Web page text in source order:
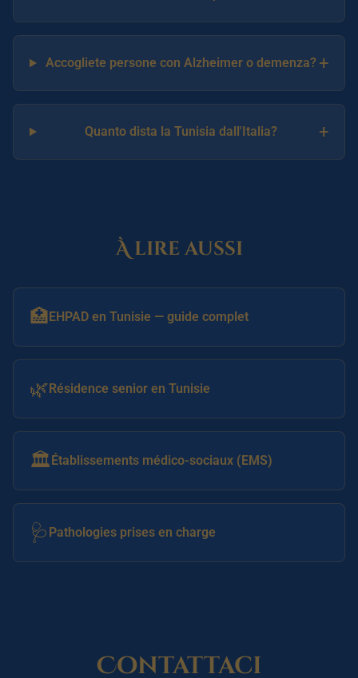
Accogliete persone con Alzheimer o demenza? +
Quanto dista la Tunisia dall'Italia? +
À lire aussi
🏥EHPAD en Tunisie — guide complet
🌿Résidence senior en Tunisie
🏛️Établissements médico-sociaux (EMS)
🩺 Pathologies prises en charge
Contattaci